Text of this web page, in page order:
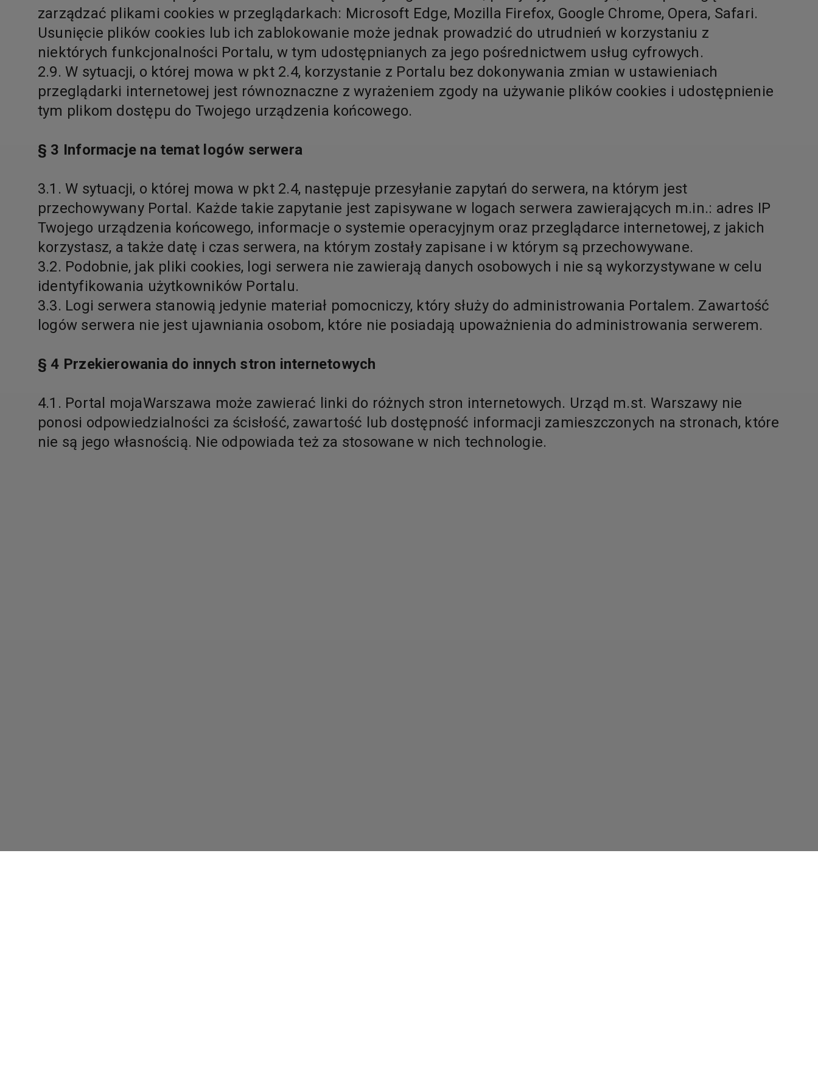
zarządzać plikami cookies w przeglądarkach: Microsoft Edge, Mozilla Firefox, Google Chrome, Opera, Safari.
Usunięcie plików cookies lub ich zablokowanie może jednak prowadzić do utrudnień w korzystaniu z
niektórych funkcjonalności Portalu, w tym udostępnianych za jego pośrednictwem usług cyfrowych.
2.9. W sytuacji, o której mowa w pkt 2.4, korzystanie z Portalu bez dokonywania zmian w ustawieniach
przeglądarki internetowej jest równoznaczne z wyrażeniem zgody na używanie plików cookies i udostępnienie
tym plikom dostępu do Twojego urządzenia końcowego.
§ 3 Informacje na temat logów serwera
3.1. W sytuacji, o której mowa w pkt 2.4, następuje przesyłanie zapytań do serwera, na którym jest
przechowywany Portal. Każde takie zapytanie jest zapisywane w logach serwera zawierających m.in.: adres IP
Twojego urządzenia końcowego, informacje o systemie operacyjnym oraz przeglądarce internetowej, z jakich
korzystasz, a także datę i czas serwera, na którym zostały zapisane i w którym są przechowywane.
3.2. Podobnie, jak pliki cookies, logi serwera nie zawierają danych osobowych i nie są wykorzystywane w celu
identyfikowania użytkowników Portalu.
3.3. Logi serwera stanowią jedynie materiał pomocniczy, który służy do administrowania Portalem. Zawartość
logów serwera nie jest ujawniania osobom, które nie posiadają upoważnienia do administrowania serwerem.
§ 4 Przekierowania do innych stron internetowych
4.1. Portal mojaWarszawa może zawierać linki do różnych stron internetowych. Urząd m.st. Warszawy nie
ponosi odpowiedzialności za ścisłość, zawartość lub dostępność informacji zamieszczonych na stronach, które
nie są jego własnością. Nie odpowiada też za stosowane w nich technologie.